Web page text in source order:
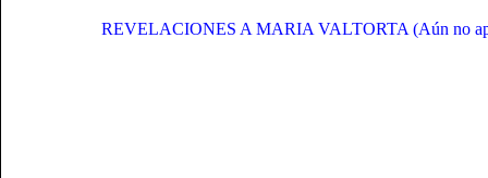
REVELACIONES A MARIA VALTORTA (Aún no